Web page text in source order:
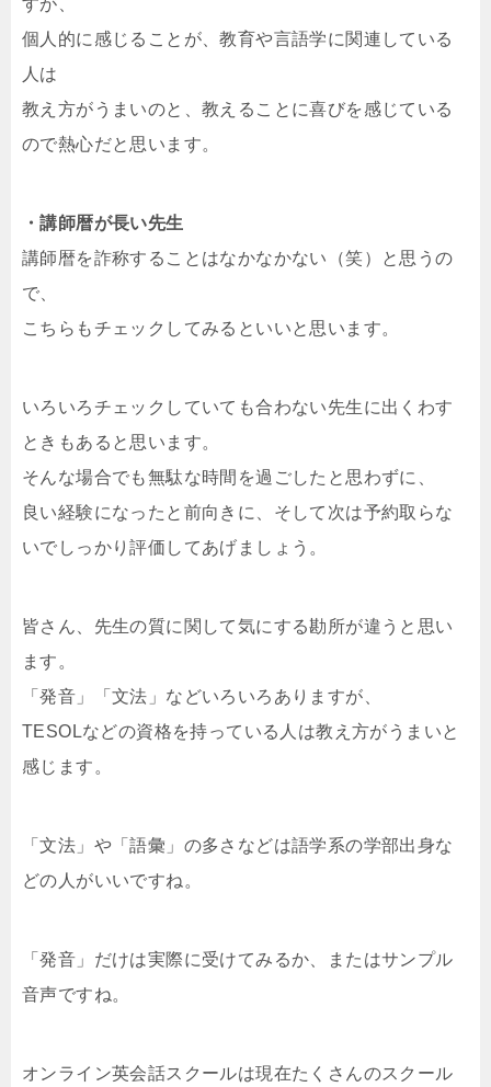
個人的に感じることが、教育や言語学に関連している
人は
教え方がうまいのと、教えることに喜びを感じている
ので熱心だと思います。
・講師暦が長い先生
講師暦を詐称することはなかなかない（笑）と思うの
で、
こちらもチェックしてみるといいと思います。
いろいろチェックしていても合わない先生に出くわす
ときもあると思います。
そんな場合でも無駄な時間を過ごしたと思わずに、
良い経験になったと前向きに、そして次は予約取らな
いでしっかり評価してあげましょう。
皆さん、先生の質に関して気にする勘所が違うと思い
ます。
「発音」「文法」などいろいろありますが、
TESOLなどの資格を持っている人は教え方がうまいと
感じます。
「文法」や「語彙」の多さなどは語学系の学部出身な
どの人がいいですね。
「発音」だけは実際に受けてみるか、またはサンプル
音声ですね。
オンライン英会話スクールは現在たくさんのスクール